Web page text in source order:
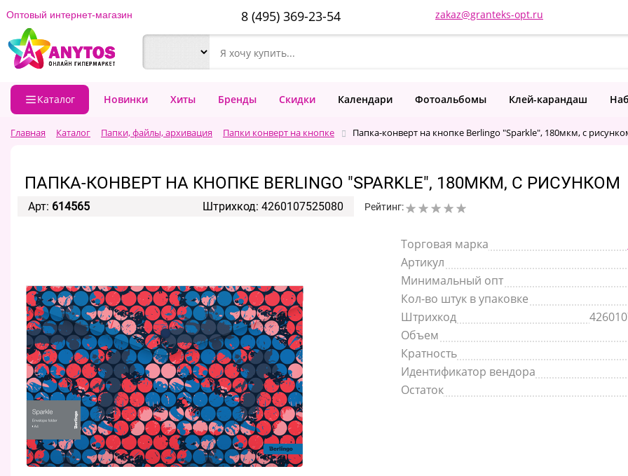
Оптовый интернет-магазин 8 (495) 369-23-54 zakaz@granteks-opt.ru
Каталог Новинки Хиты Бренды Скидки Календари Фотоальбомы Клей-карандаш
Главная Каталог Папки, файлы, архивация Папки конверт на кнопке Папка-конверт на кнопке Berlingo "Sparkle", 180мкм, с
ПАПКА-КОНВЕРТ НА КНОПКЕ BERLINGO "SPARKLE", 180МКМ, С РИСУНКОМ
Арт: 614565 Штрихкод: 4260107525080 Рейтинг:
Торговая марка
Артикул
Минимальный опт
Кол-во штук в упаковке
Штрихкод
Объем
Кратность
Идентификатор вендора
Остаток